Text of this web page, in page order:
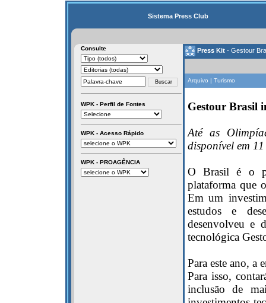
Sistema Press Club
Consulte
WPK - Perfil de Fontes
WPK - Acesso Rápido
WPK - PROAGÊNCIA
Press Kit - Gestour
Arquivo | Turismo
Gestour Brasil
Até as
disponível em
O Brasil é o
plataforma que
Em um
estudos e
desenvolveu e
tecnológica
Para este ano, a
Para isso,
inclusão de